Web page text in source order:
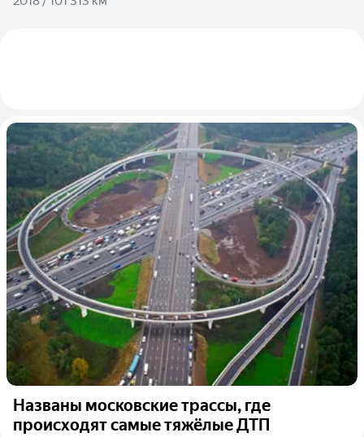
Названы московские трассы, где
происходят самые тяжёлые ДТП